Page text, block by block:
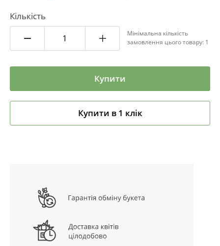
Кількість
Мінімальна кількість
замовлення цього товару: 1
Купити
Купити в 1 клік